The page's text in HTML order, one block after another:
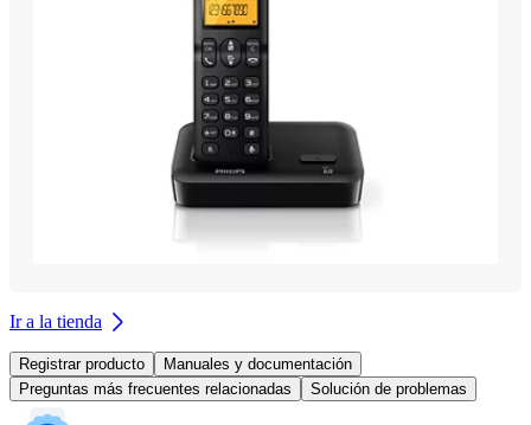
Ir a la tienda
Registrar producto
Manuales y documentación
Preguntas más frecuentes relacionadas
Solución de problemas